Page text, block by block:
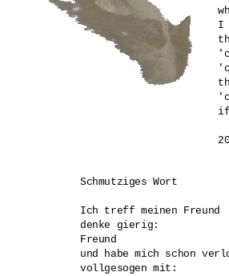
I
if
Schmutziges Wort
Ich treff meinen Freund
denke gierig:
Freund
und habe mich schon
vollgesogen mit: